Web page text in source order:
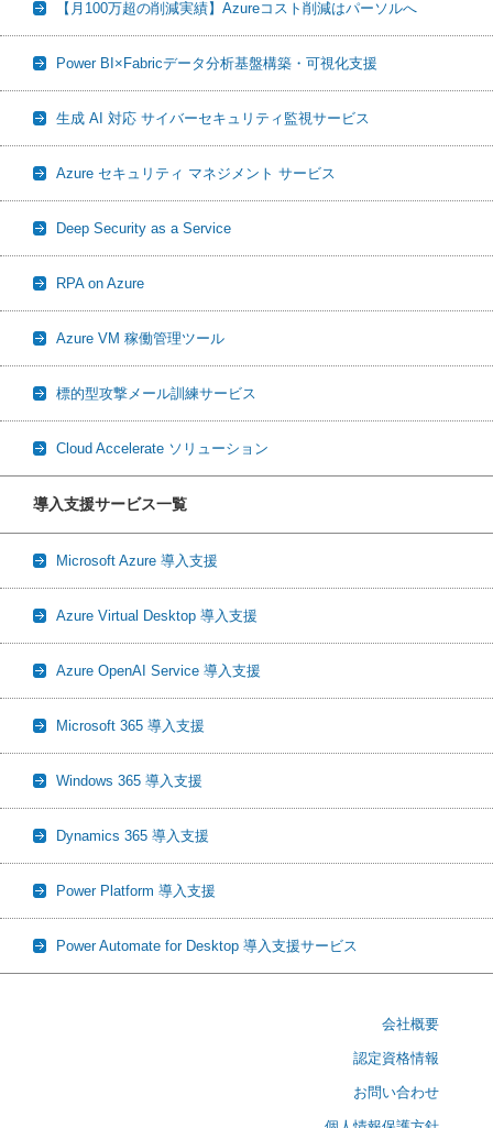
【月100万超の削減実績】Azureコスト削減はパーソルへ
Power BI×Fabricデータ分析基盤構築・可視化支援
生成 AI 対応 サイバーセキュリティ監視サービス
Azure セキュリティ マネジメント サービス
Deep Security as a Service
RPA on Azure
Azure VM 稼働管理ツール
標的型攻撃メール訓練サービス
Cloud Accelerate ソリューション
導入支援サービス一覧
Microsoft Azure 導入支援
Azure Virtual Desktop 導入支援
Azure OpenAI Service 導入支援
Microsoft 365 導入支援
Windows 365 導入支援
Dynamics 365 導入支援
Power Platform 導入支援
Power Automate for Desktop 導入支援サービス
会社概要
認定資格情報
お問い合わせ